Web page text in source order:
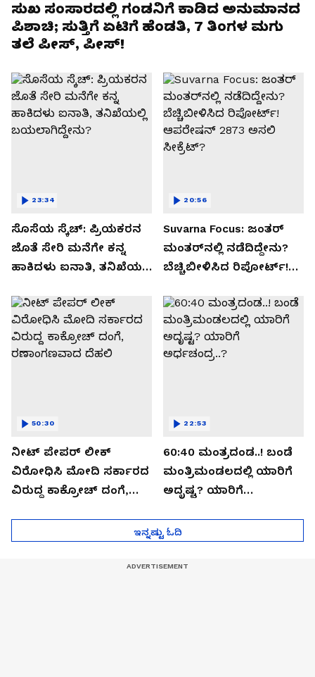
ಸುಖ ಸಂಸಾರದಲ್ಲಿ ಗಂಡನಿಗೆ ಕಾಡಿದ ಅನುಮಾನದ
ಪಿಶಾಚಿ; ಸುತ್ತಿಗೆ ಏಟಿಗೆ ಹೆಂಡತಿ, 7 ತಿಂಗಳ ಮಗು
ತಲೆ ಪೀಸ್, ಪೀಸ್!
ಸೊಸೆಯ ಸ್ಕೆಚ್: ಪ್ರಿಯಕರನ
ಜೊತೆ ಸೇರಿ ಮನೆಗೇ ಕನ್ನ
ಹಾಕಿದಳು ಐನಾತಿ, ತನಿಖೆಯಲ್ಲಿ
23:34
Suvarna Focus: ಜಂತರ್
ಮಂತರ್‌ನಲ್ಲಿ ನಡೆದಿದ್ದೇನು?
ಬೆಚ್ಚಿಬೀಳಿಸಿದ ರಿಪೋರ್ಟ್!
ಸೀಕ್ರೆಟ್?
20:56
ನೀಟ್ ಪೇಪರ್ ಲೀಕ್
ವಿರೋಧಿಸಿ ಮೋದಿ ಸರ್ಕಾರದ
ವಿರುದ್ದ ಕಾಕ್ರೋಚ್ ದಂಗೆ,
50:30
60:40 ಮಂತ್ರದಂಡ..! ಬಂಡೆ
ಮಂತ್ರಿಮಂಡಲದಲ್ಲಿ ಯಾರಿಗೆ
ಅದೃಷ್ಟ? ಯಾರಿಗೆ
22:53
ಇನ್ನಷ್ಟು ಓದಿ